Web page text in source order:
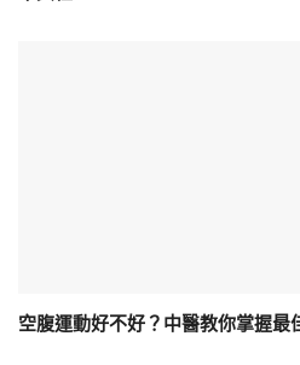
空腹運動好不好？中醫教你掌握最